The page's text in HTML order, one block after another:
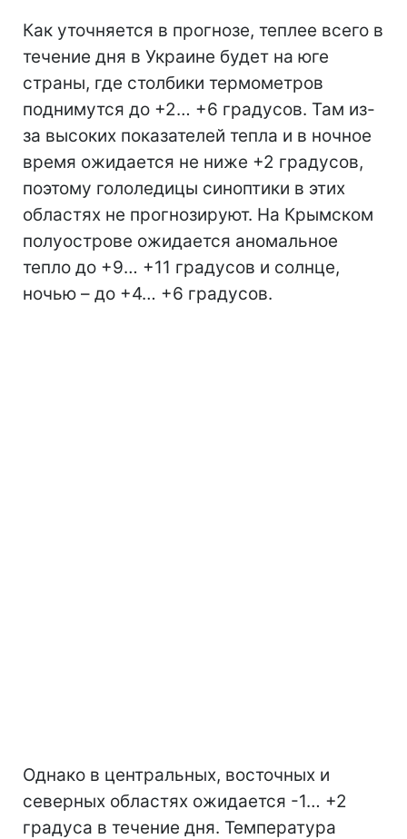
Как уточняется в прогнозе, теплее всего в
течение дня в Украине будет на юге
страны, где столбики термометров
поднимутся до +2… +6 градусов. Там из-
за высоких показателей тепла и в ночное
время ожидается не ниже +2 градусов,
поэтому гололедицы синоптики в этих
областях не прогнозируют. На Крымском
полуострове ожидается аномальное
тепло до +9… +11 градусов и солнце,
ночью – до +4… +6 градусов.
Однако в центральных, восточных и
северных областях ожидается -1… +2
градуса в течение дня. Температура